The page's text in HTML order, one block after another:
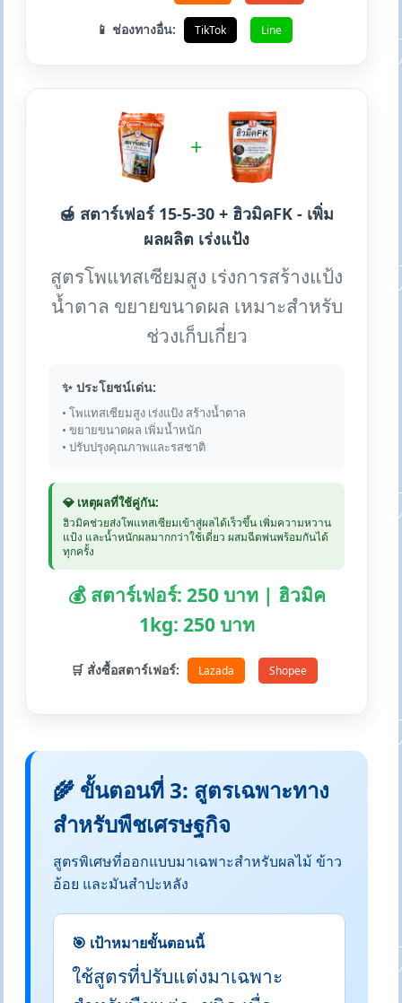
📱 ช่องทางอื่น: TikTok Line
+
🍯 สตาร์เฟอร์ 15-5-30 + ฮิวมิคFK - เพิ่ม
ผลผลิต เร่งแป้ง
สูตรโพแทสเซียมสูง เร่งการสร้างแป้ง
น้ำตาล ขยายขนาดผล เหมาะสำหรับ
ช่วงเก็บเกี่ยว
✨ ประโยชน์เด่น:
• โพแทสเซียมสูง เร่งแป้ง สร้างน้ำตาล
• ขยายขนาดผล เพิ่มน้ำหนัก
• ปรับปรุงคุณภาพและรสชาติ
💎 เหตุผลที่ใช้คู่กัน:
ฮิวมิคช่วยส่งโพแทสเซียมเข้าสู่ผลได้เร็วขึ้น เพิ่มความหวาน
แป้ง และน้ำหนักผลมากกว่าใช้เดี่ยว ผสมฉีดพ่นพร้อมกันได้
ทุกครั้ง
💰 สตาร์เฟอร์: 250 บาท | ฮิวมิค
1kg: 250 บาท
🛒 สั่งซื้อสตาร์เฟอร์: Lazada Shopee
🌾 ขั้นตอนที่ 3: สูตรเฉพาะทาง
สำหรับพืชเศรษฐกิจ
สูตรพิเศษที่ออกแบบมาเฉพาะสำหรับผลไม้ ข้าว
อ้อย และมันสำปะหลัง
🎯 เป้าหมายขั้นตอนนี้
ใช้สูตรที่ปรับแต่งมาเฉพาะ